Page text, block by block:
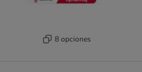
8 opciones